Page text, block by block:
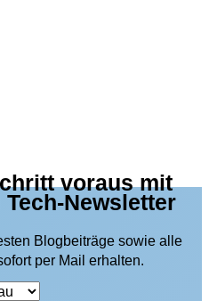
voraus mit
Newsletter
Blogbeiträge sowie alle
per Mail erhalten.